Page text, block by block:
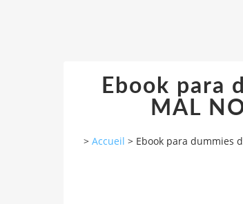
Ebook para
MAL
> Accueil > Ebook para dummies